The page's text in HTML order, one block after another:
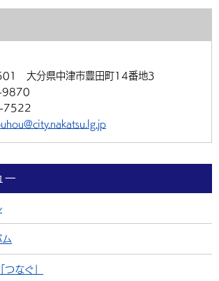
大分県中津市豊田町14番地3
7522
ー
ム
なぐ」